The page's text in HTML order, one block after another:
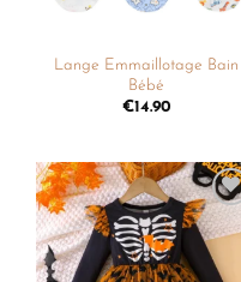
Lange Emmaillotage Bain
Bébé
€14.90
Ajouter
à la
liste de
souhaits